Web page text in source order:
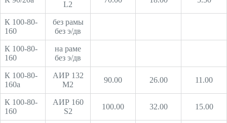
L2
К 100-80-
160
без рамы
без э/дв
К 100-80-
160
на раме
без э/дв
К 100-80-
160а
АИР 132
М2
90.00 26.00 11.00
К 100-80-
160
АИР 160
S2
100.00 32.00 15.00